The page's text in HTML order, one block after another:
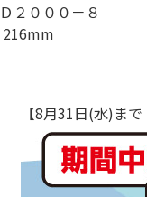
２０００－８
216mm
【8月31日(水)ま